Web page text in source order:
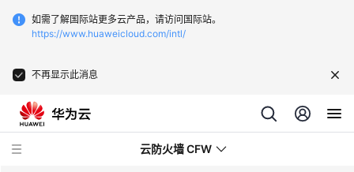
如需了解国际站更多云产品，请访问国际站。
https://www.huaweicloud.com/intl/
不再显示此消息
云防火墙 CFW